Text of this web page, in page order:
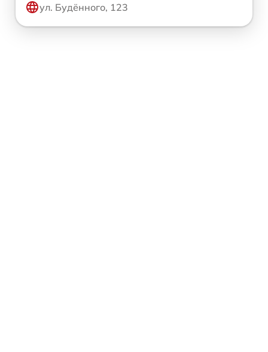
ул. Будённого, 123